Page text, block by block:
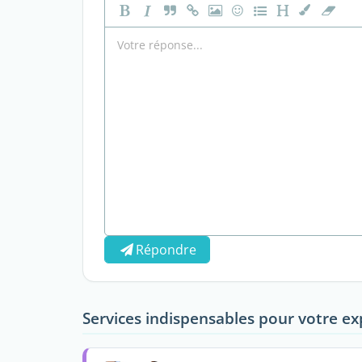
Répondre
Services indispensables pour votre